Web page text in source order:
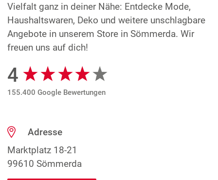
Vielfalt ganz in deiner Nähe: Entdecke Mode,
Haushaltswaren, Deko und weitere unschlagbare
Angebote in unserem Store in Sömmerda. Wir
freuen uns auf dich!
Google Bewertungen
4
155.400 Google Bewertungen
Adresse
Marktplatz 18-21
99610 Sömmerda